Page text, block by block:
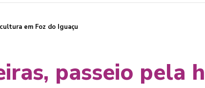
em Foz do Iguaçu
passeio pela